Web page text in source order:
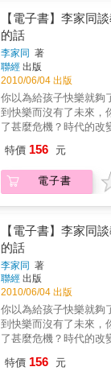
守偏鄉守護孩子的花
&hellip;&hellip; ● 生動影音，感動完整收藏：
直擊美國創客市集，觀
出聲的長頸鹿等各式各
以及運用各種素材製造
&hellip;&hellip;實際感
頭看看台灣教學現場，
到城市，從點點星星慢
轉教師們用愛、用信任
上課的主體，找到自信
老師尋回任教的初心。
Lickona）、自律學習
（Barrry Zimmerman）
大師精華，翻轉你對孩
&hellip; & 誰能從本書受益？ 十二年國教浪潮
下，希望了解國際教育
與家長 在紛擾片段的教育新聞之中，期待能抓
到教養與教育核心價值
思潮，翻轉你的教育
育現場與國際教育趨勢
十二年國時代你更不容
本、上海、美國、英國
各國教育改革的關鍵字
者，一次掌握「新世紀
子學習與發展的父母，
球視野，幫助家長做對
育決策。 & 越洋專訪各國教育大師，看見新時
代的教育風景：不僅獲
Sugata Mitra，熱情授
獲獎演說全文；也收錄
美國史丹福大學教授威
Lickona）、自律學習
（Barrry Zimmerman）
大師精華，翻轉你對孩
&hellip; & 誰能從本書受益？ 十二年國教浪潮
下，希望了解國際教育
與家長 在紛擾片段的教育新聞之中，期待能抓
到教養與教育核心價值
高中生、大學生及家
議。他是每個父母都渴
有老師、所有學校都希
小到大以念書、考試為
標；他是主流教育體制
讀書高的代言人。而當
職，理當以自身所學，
卻開始思考：我所接受
自己要的嗎？父母、師
都是對的嗎？現行教育
反思，也是對所有現行
強烈的發問，更是對所
提醒：做自己的教育部
【電子書】李家同
的話
李家同 著
聯經 出版
2010/06/04 出版
你以為給孩子快樂就夠
到快樂而沒有了未來，
了甚麼危機？時代的改
策感到憂心，學生不快
來，我們的教育到底出
成績不進反退，學校的
憂心，他以最直接懇
注這些問題，只有如此
人對「成功」看得太重
成功，家長們個個摩拳
培養成下一個比爾蓋玆
回歸到現實面，孩子成
人格與學業都將造成極
教育環境與政策，是如
如果我們的教育問題不
麼希望可言。 李家同
特價 156 元
電子書
【電子書】李家同
的話
李家同 著
聯經 出版
2010/06/04 出版
你以為給孩子快樂就夠
到快樂而沒有了未來，
了甚麼危機？時代的改
策感到憂心，學生不快
特價 156 元